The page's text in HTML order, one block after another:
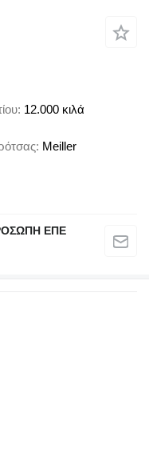
12.000 κιλά
Meiller
ΕΠΕ